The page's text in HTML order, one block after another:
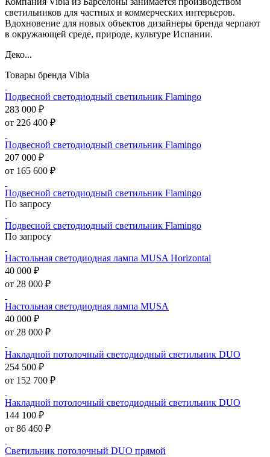
светильников для частных и коммерческих интерьеров.
Вдохновение для новых объектов дизайнеры бренда черпают
в окружающей среде, природе, культуре Испании.
Деко...
Товары бренда Vibia
Подвесной светодиодный светильник Flamingo
283 000 ₽
от 226 400 ₽
Подвесной светодиодный светильник Flamingo
207 000 ₽
от 165 600 ₽
Подвесной светодиодный светильник Flamingo
По запросу
Подвесной светодиодный светильник Flamingo
По запросу
Настольная светодиодная лампа MUSA Horizontal
40 000 ₽
от 28 000 ₽
Настольная светодиодная лампа MUSA
40 000 ₽
от 28 000 ₽
Накладной потолочный светодиодный светильник DUO
254 500 ₽
от 152 700 ₽
Накладной потолочный светодиодный светильник DUO
144 100 ₽
от 86 460 ₽
Светильник потолочный DUO прямой